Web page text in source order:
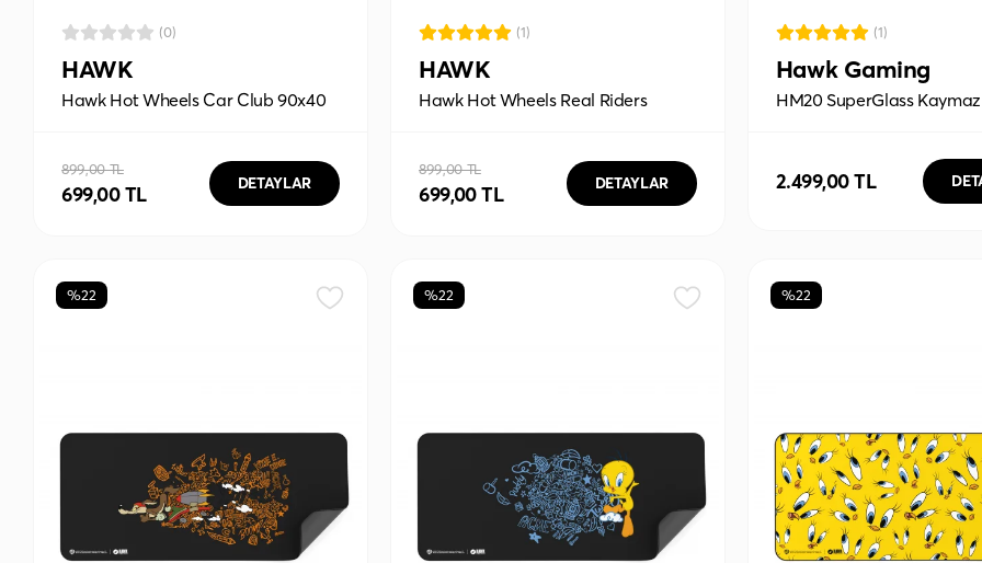
(0)
HAWK
Hawk Hot Wheels Car Club 90x40
899,00 TL
699,00 TL DETAYLAR
(1)
HAWK
Hawk Hot Wheels Real Riders
899,00 TL
699,00 TL DETAYLAR
(1)
Hawk Gaming
HM20 SuperGlass
2.499,00 TL
%22 %22 %22